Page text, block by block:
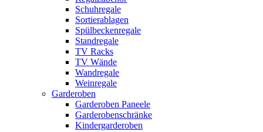
Schuhregale
Sortierablagen
Spülbeckenregale
Standregale
TV Racks
TV Wände
Wandregale
Weinregale
Garderoben
Garderoben Paneele
Garderobenschränke
Kindergarderoben